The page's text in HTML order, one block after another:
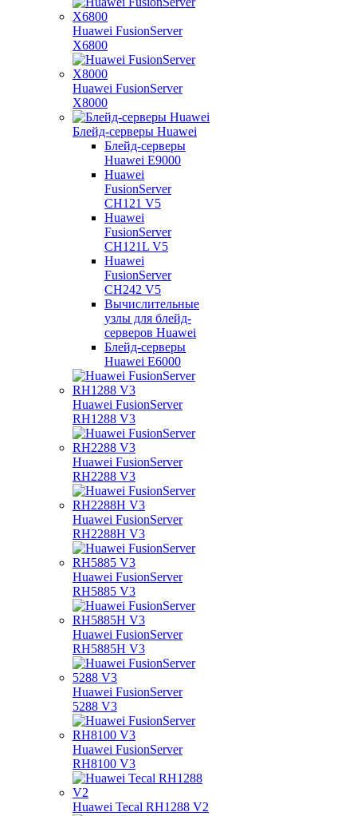
Huawei FusionServer
X6800
Huawei FusionServer
X8000
Блейд-серверы Huawei
Блейд-серверы
Huawei E9000
Huawei
FusionServer
CH121 V5
Huawei
FusionServer
CH121L V5
Huawei
FusionServer
CH242 V5
Вычислительные
узлы для блейд-
серверов Huawei
Блейд-серверы
Huawei E6000
Huawei FusionServer
RH1288 V3
Huawei FusionServer
RH2288 V3
Huawei FusionServer
RH2288H V3
Huawei FusionServer
RH5885 V3
Huawei FusionServer
RH5885H V3
Huawei FusionServer
5288 V3
Huawei FusionServer
RH8100 V3
Huawei Tecal RH1288 V2